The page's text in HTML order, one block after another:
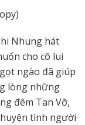
Nhung hát
cho cô lui
ngào đã giúp
lòng những
đêm Tan Vỡ,
tình người